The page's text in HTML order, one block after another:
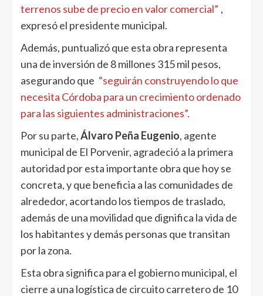
terrenos sube de precio en valor comercial” ,
expresó el presidente municipal.
Además, puntualizó que esta obra representa
una de inversión de 8 millones 315 mil pesos,
asegurando que “seguirán construyendo lo que
necesita Córdoba para un crecimiento ordenado
para las siguientes administraciones”.
Por su parte,Álvaro Peña Eugenio, agente
municipal de El Porvenir, agradeció a la primera
autoridad por esta importante obra que hoy se
concreta, y que beneficia a las comunidades de
alrededor, acortando los tiempos de traslado,
además de una movilidad que dignifica la vida de
los habitantes y demás personas que transitan
por la zona.
Esta obra significa para el gobierno municipal, el
cierre a una logística de circuito carretero de 10